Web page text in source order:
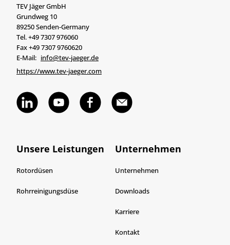
TEV Jäger GmbH
Grundweg 10
89250 Senden-Germany
Tel. +49 7307 976060
Fax +49 7307 9760620
E-Mail: info@tev-jaeger.de
https://www.tev-jaeger.com
Unsere Leistungen
Rotordüsen
Rohrreinigungsdüse
Unternehmen
Unternehmen
Downloads
Karriere
Kontakt